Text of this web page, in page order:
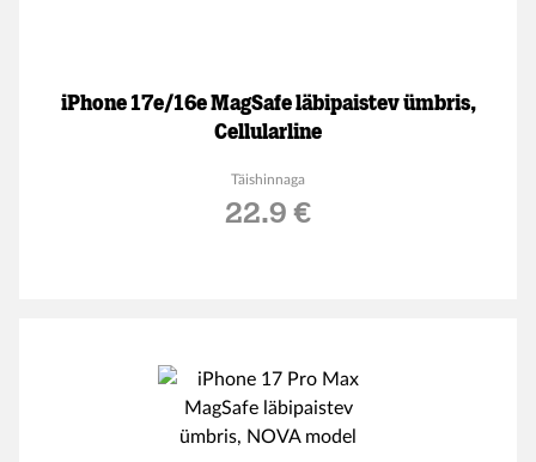
iPhone 17e/16e MagSafe läbipaistev ümbris,
Cellularline
Täishinnaga
22.9 €